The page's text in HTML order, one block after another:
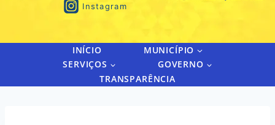
Instagram
INÍCIO
MUNICÍPIO
SERVIÇOS
GOVERNO
TRANSPARÊNCIA